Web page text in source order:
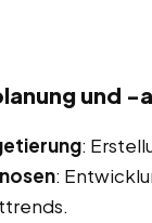
und -
:
: